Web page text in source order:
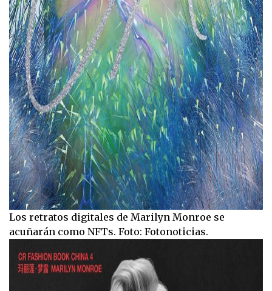
Los retratos digitales de Marilyn Monroe se
acuñarán como NFTs. Foto: Fotonoticias.